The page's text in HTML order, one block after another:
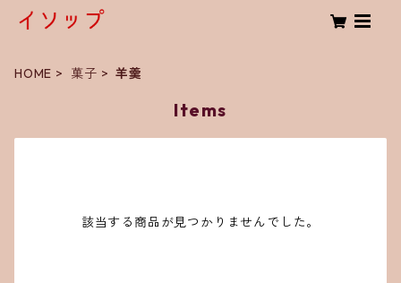
HOME 菓子 羊羹
Items
該当する商品が見つかりませんでした。